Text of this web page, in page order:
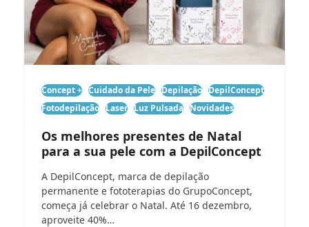
Concept + Cuidado da Pele Depilação DepilConcept
Fotodepilação Laser Luz Pulsada Novidades
Os melhores presentes de Natal
para a sua pele com a DepilConcept
A DepilConcept, marca de depilação
permanente e fototerapias do GrupoConcept,
começa já celebrar o Natal. Até 16 dezembro,
aproveite 40%…